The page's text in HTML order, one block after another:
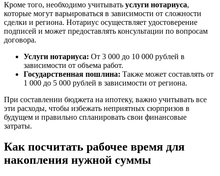
Кроме того, необходимо учитывать услуги нотариуса,
которые могут варьироваться в зависимости от сложности
сделки и региона. Нотариус осуществляет удостоверение
подписей и может предоставлять консультации по вопросам
договора.
Услуги нотариуса: От 3 000 до 10 000 рублей в
зависимости от объема работ.
Государственная пошлина: Также может составлять от
1 000 до 5 000 рублей в зависимости от региона.
При составлении бюджета на ипотеку, важно учитывать все
эти расходы, чтобы избежать неприятных сюрпризов в
будущем и правильно спланировать свои финансовые
затраты.
Как посчитать рабочее время для
накопления нужной суммы